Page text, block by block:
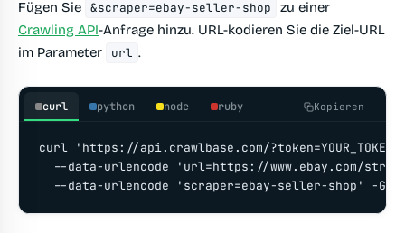
Fügen Sie &scraper=ebay-seller-shop
zu einer
Crawling API-Anfrage hinzu. URL-kodieren Sie die Ziel-URL
im Parameter
url .
curl python node ruby Kopieren
curl 'https://api.crawlbase.com/
--data-urlencode 'url=https://www.ebay.com/str/
  --data-urlencode 'scraper=ebay-seller-shop' -G